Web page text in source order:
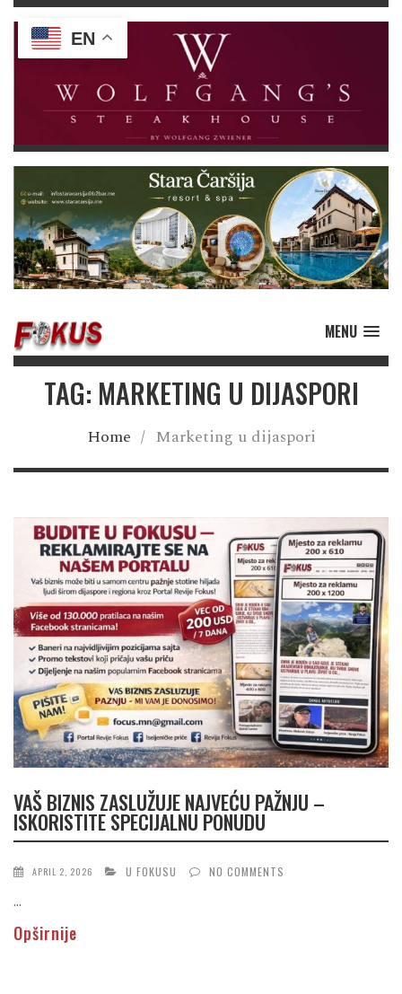
MENU
TAG: MARKETING U DIJASPORI
Home / Marketing u dijaspori
VAŠ BIZNIS ZASLUŽUJE NAJVEĆU PAŽNJU –
ISKORISTITE SPECIJALNU PONUDU
APRIL 2, 2026 U FOKUSU NO COMMENTS
...
Opširnije
EN